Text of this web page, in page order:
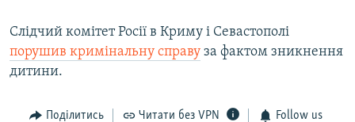
Слідчий комітет Росії в Криму і Севастополі
порушив кримінальну справу за фактом зникнення
дитини.
Поділитись Читати без VPN Follow us